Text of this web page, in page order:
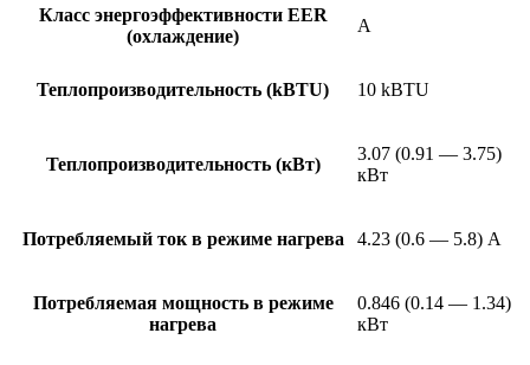
Класс энергоэффективности EER
(охлаждение)
A
Теплопроизводительность (kBTU) 10 kBTU
Теплопроизводительность (кВт)
3.07 (0.91 — 3.75)
кВт
Потребляемый ток в режиме нагрева 4.23 (0.6 — 5.8) А
Потребляемая мощность в режиме
нагрева
0.846 (0.14 — 1.34)
кВт